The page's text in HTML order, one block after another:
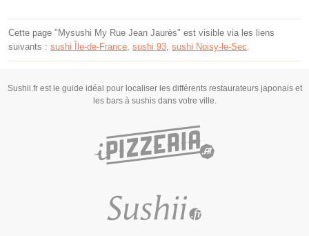
Cette page "Mysushi My Rue Jean Jaurès" est visible via les liens
suivants : sushi Île-de-France sushi 93 sushi Noisy-le-Sec
Sushii.fr est le guide idéal pour localiser les différents restaurateurs japonais et
les bars à sushis dans votre ville.